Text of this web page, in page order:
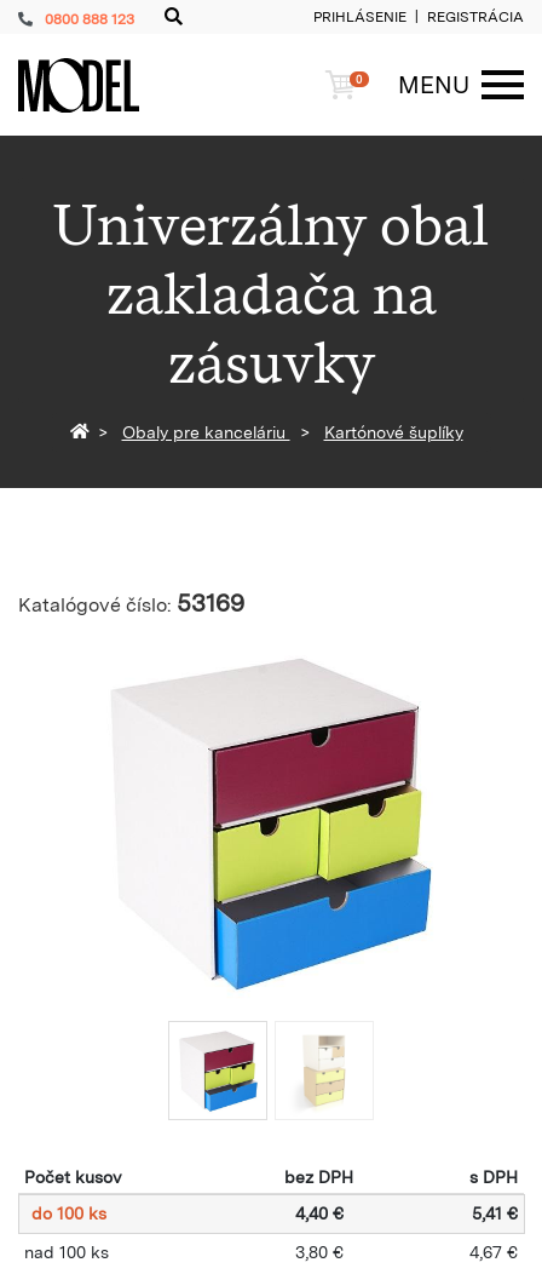
0800 888 123 PRIHLÁSENIE REGISTRÁCIA
PackShop Košík
0
MENU
Univerzálny obal
zakladača na
zásuvky
Späť na homepage
Obaly pre kanceláriu Kartónové šuplíky
Katalógové číslo: 53169
Počet kusov bez DPH
s DPH
do 100 ks
4,40 €
5,41 €
nad 100 ks
3,80 € 4,67 €